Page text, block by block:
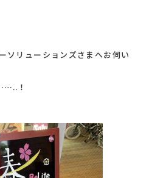
ソリューションズさまへお伺い
！